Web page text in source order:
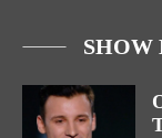
SHOW